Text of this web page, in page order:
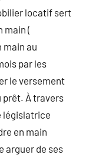
locatif sert
main (
main au
par les
le versement
prêt. À travers
législatrice
en main
arguer de ses